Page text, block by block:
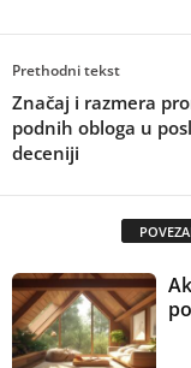
Prethodni tekst
Značaj i razmera
podnih obloga u
deceniji